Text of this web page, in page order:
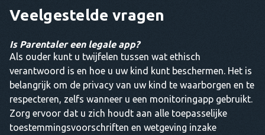
Veelgestelde vragen
Is Parentaler een legale app?
Als ouder kunt u twijfelen tussen wat ethisch
verantwoord is en hoe u uw kind kunt beschermen. Het is
belangrijk om de privacy van uw kind te waarborgen en te
respecteren, zelfs wanneer u een monitoringapp gebruikt.
Zorg ervoor dat u zich houdt aan alle toepasselijke
toestemmingsvoorschriften en wetgeving inzake